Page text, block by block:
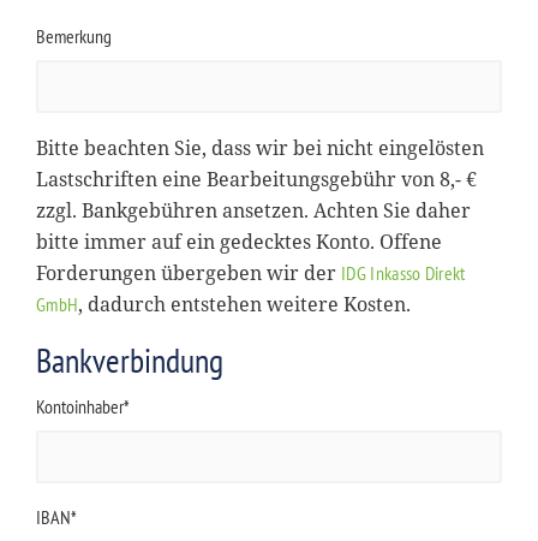
Bemerkung
Bitte beachten Sie, dass wir bei nicht eingelösten
Lastschriften eine Bearbeitungsgebühr von 8,- €
zzgl. Bankgebühren ansetzen. Achten Sie daher
bitte immer auf ein gedecktes Konto. Offene
Forderungen übergeben wir der IDG Inkasso Direkt
GmbH, dadurch entstehen weitere Kosten.
Bankverbindung
Kontoinhaber*
IBAN*